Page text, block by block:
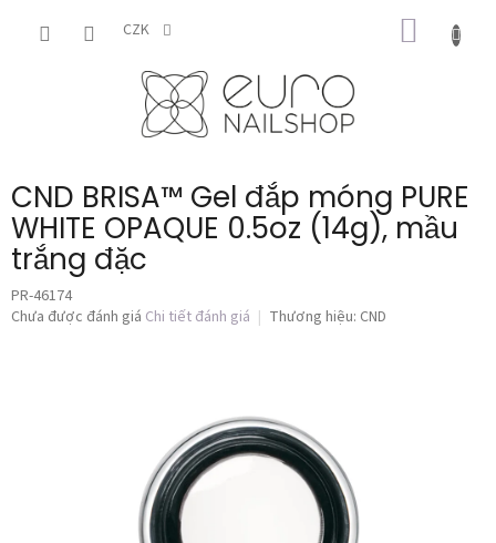
CZK
GIỎ
HÀNG
CND BRISA™ Gel đắp móng PURE
WHITE OPAQUE 0.5oz (14g), mầu
trắng đặc
PR-46174
Đánh
Chưa được đánh giá Chi tiết đánh giá Thương hiệu: CND